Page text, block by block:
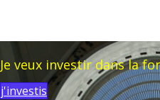
Je veux investir dans la
j'investis